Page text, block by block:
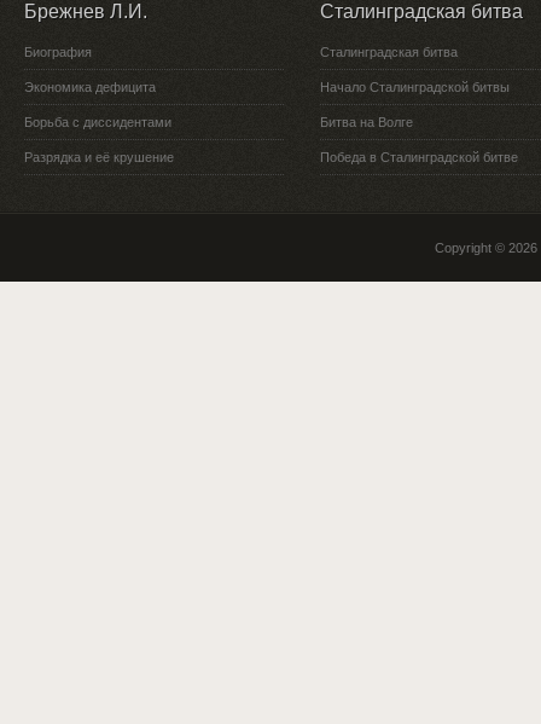
Брежнев Л.И.
Биография
Экономика дефицита
Борьба с диссидентами
Разрядка и её крушение
Сталинградская битва
Сталинградская битва
Начало Сталинградской битвы
Битва на Волге
Победа в Сталинградской битве
Copyright © 2026